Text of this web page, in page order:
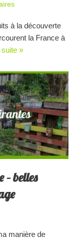
à la découverte
la France à
suite »
belles
manière de